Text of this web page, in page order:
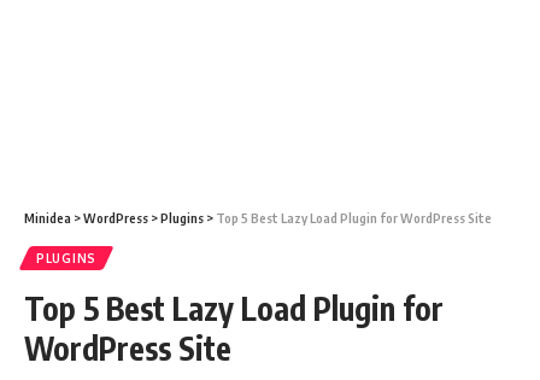
Minidea >WordPress >Plugins > Top 5 Best Lazy Load Plugin for WordPress Site
PLUGINS
Top 5 Best Lazy Load Plugin for
WordPress Site